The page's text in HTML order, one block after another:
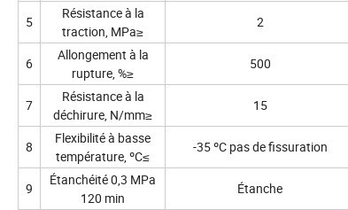
5
Résistance à la
traction, MPa≥
2
6
Allongement à la
rupture, %≥
500
7
Résistance à la
déchirure, N/mm≥
15
8
Flexibilité à basse
température, ºC≤
-35 ºC pas de fissuration
9
Étanchéité 0,3 MPa
120 min
Étanche